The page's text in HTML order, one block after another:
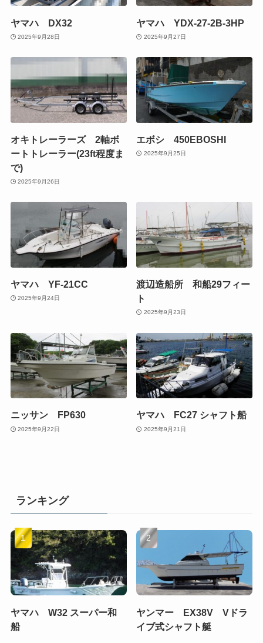
ヤマハ DX32
2025年9月28日
ヤマハ YDX-27-2B-3HP
2025年9月27日
オキトレーラーズ 2軸ボ
ートトレーラー(23ft程度ま
で)
2025年9月26日
エボシ 450EBOSHI
2025年9月25日
ヤマハ YF-21CC
2025年9月24日
渡辺造船所 和船29フィー
ト
2025年9月23日
ニッサン FP630
2025年9月22日
ヤマハ FC27 シャフト船
2025年9月21日
ランキング
ヤマハ W32 スーパー和
船
ヤンマー EX38V Vドラ
イブ式シャフト艇